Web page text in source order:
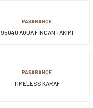
PAŞABAHÇE
95040 AQUA FİNCAN TAKIMI
PAŞABAHÇE
TIMELESS KARAF